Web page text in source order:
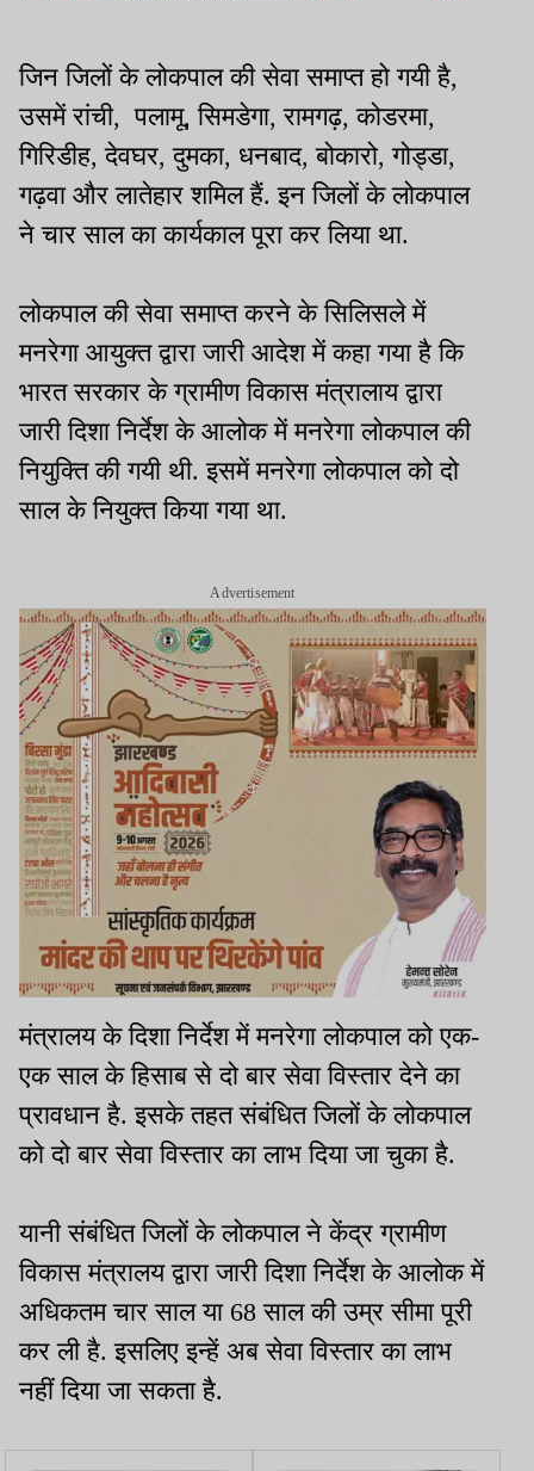
जिन जिलों के लोकपाल की सेवा समाप्त हो गयी है,
उसमें रांची, पलामू, सिमडेगा, रामगढ़, कोडरमा,
गिरिडीह, देवघर, दुमका, धनबाद, बोकारो, गोड्डा,
गढ़वा और लातेहार शमिल हैं. इन जिलों के लोकपाल
ने चार साल का कार्यकाल पूरा कर लिया था.
लोकपाल की सेवा समाप्त करने के सिलिसले में
मनरेगा आयुक्त द्वारा जारी आदेश में कहा गया है कि
भारत सरकार के ग्रामीण विकास मंत्रालाय द्वारा
जारी दिशा निर्देश के आलोक में मनरेगा लोकपाल की
नियुक्ति की गयी थी. इसमें मनरेगा लोकपाल को दो
साल के नियुक्त किया गया था.
Advertisement
मंत्रालय के दिशा निर्देश में मनरेगा लोकपाल को एक-
एक साल के हिसाब से दो बार सेवा विस्तार देने का
प्रावधान है. इसके तहत संबंधित जिलों के लोकपाल
को दो बार सेवा विस्तार का लाभ दिया जा चुका है.
यानी संबंधित जिलों के लोकपाल ने केंद्र ग्रामीण
विकास मंत्रालय द्वारा जारी दिशा निर्देश के आलोक में
अधिकतम चार साल या 68 साल की उम्र सीमा पूरी
कर ली है. इसलिए इन्हें अब सेवा विस्तार का लाभ
नहीं दिया जा सकता है.